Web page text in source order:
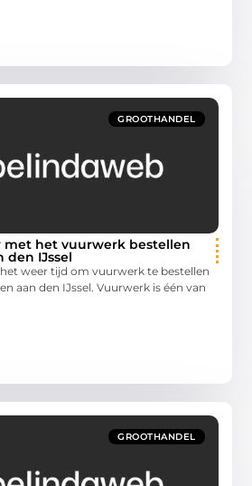
GROOTHANDEL
het vuurwerk bestellen
den IJssel
weer tijd om vuurwerk te bestellen
aan den IJssel. Vuurwerk is één van
GROOTHANDEL